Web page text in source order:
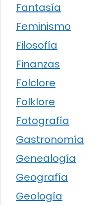
Fantasía
Feminismo
Filosofía
Finanzas
Folclore
Folklore
Fotografía
Gastronomía
Genealogía
Geografía
Geología